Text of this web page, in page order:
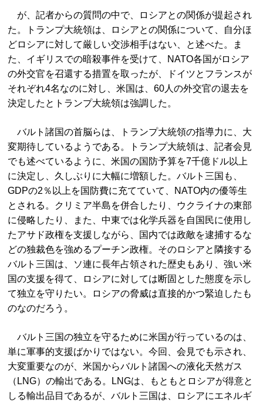
が、記者からの質問の中で、ロシアとの関係が提起され
た。トランプ大統領は、ロシアとの関係について、自分ほ
どロシアに対して厳しい交渉相手はない、と述べた。ま
た、イギリスでの暗殺事件を受けて、NATO各国がロシア
の外交官を召還する措置を取ったが、ドイツとフランスが
それぞれ4名なのに対し、米国は、60人の外交官の退去を
決定したとトランプ大統領は強調した。
バルト諸国の首脳らは、トランプ大統領の指導力に、大
変期待しているようである。トランプ大統領は、記者会見
でも述べているように、米国の国防予算を7千億ドル以上
に決定し、久しぶりに大幅に増額した。バルト三国も、
GDPの2％以上を国防費に充てていて、NATO内の優等生
とされる。クリミア半島を併合したり、ウクライナの東部
に侵略したり、また、中東では化学兵器を自国民に使用し
たアサド政権を支援しながら、国内では政敵を逮捕するな
どの独裁色を強めるプーチン政権。そのロシアと隣接する
バルト三国は、ソ連に長年占領された歴史もあり、強い米
国の支援を得て、ロシアに対しては断固とした態度を示し
て独立を守りたい。ロシアの脅威は直接的かつ緊迫したも
のなのだろう。
バルト三国の独立を守るために米国が行っているのは、
単に軍事的支援ばかりではない。今回、会見でも示され、
大変重要なのが、米国からバルト諸国への液化天然ガス
（LNG）の輸出である。LNGは、もともとロシアが得意と
しる輸出品目であるが、バルト三国は、ロシアにエネルギ